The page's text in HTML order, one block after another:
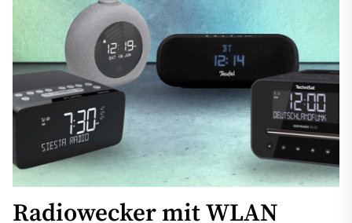
Radiowecker mit WLAN